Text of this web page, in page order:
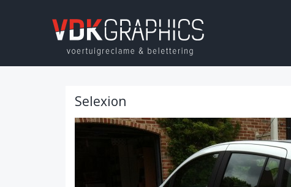
Selexion